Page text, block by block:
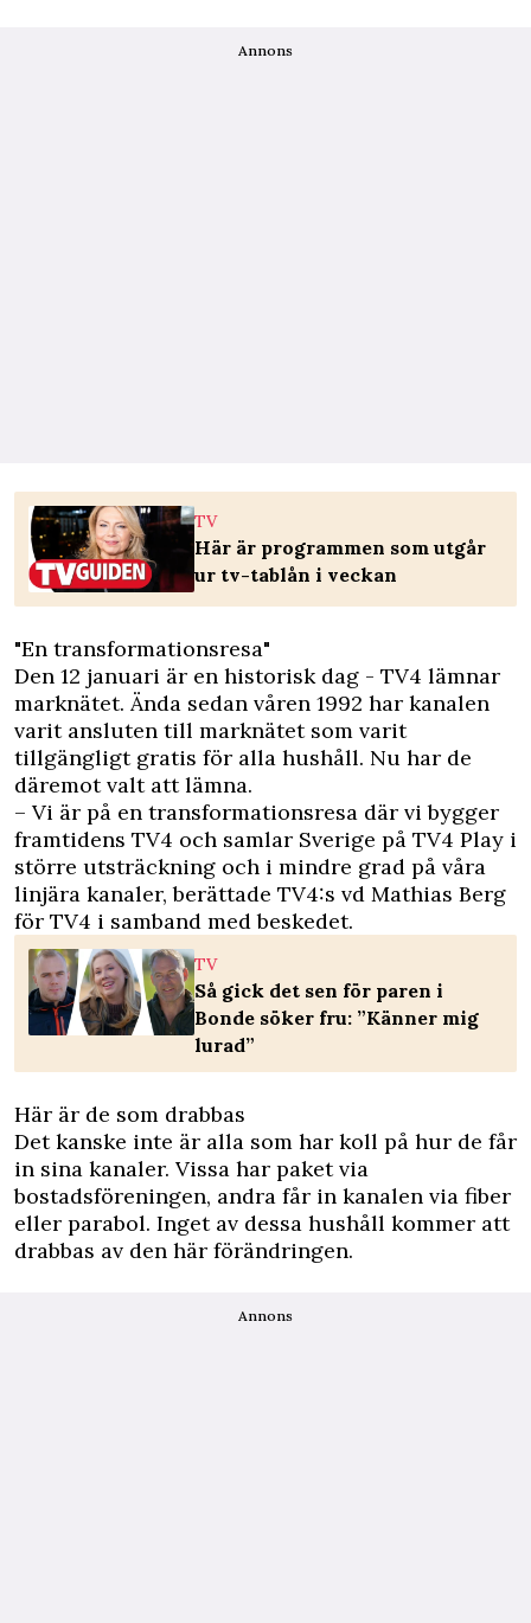
Annons
TV
Här är programmen som utgår
ur tv-tablån i veckan
"En transformationsresa"
Den 12 januari är en historisk dag - TV4 lämnar
marknätet. Ända sedan våren 1992 har kanalen
varit ansluten till marknätet som varit
tillgängligt gratis för alla hushåll. Nu har de
däremot valt att lämna.
– Vi är på en transformationsresa där vi bygger
framtidens TV4 och samlar Sverige på TV4 Play i
större utsträckning och i mindre grad på våra
linjära kanaler, berättade TV4:s vd Mathias Berg
för TV4 i samband med beskedet.
TV
Så gick det sen för paren i
Bonde söker fru: ”Känner mig
lurad”
Här är de som drabbas
Det kanske inte är alla som har koll på hur de får
in sina kanaler. Vissa har paket via
bostadsföreningen, andra får in kanalen via fiber
eller parabol. Inget av dessa hushåll kommer att
drabbas av den här förändringen.
Annons